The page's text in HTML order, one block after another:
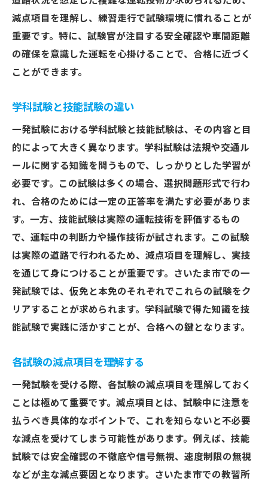
減点項目を理解し、練習走行で試験環境に慣れることが
重要です。特に、試験官が注目する安全確認や車間距離
の確保を意識した運転を心掛けることで、合格に近づく
ことができます。
学科試験と技能試験の違い
一発試験における学科試験と技能試験は、その内容と目
的によって大きく異なります。学科試験は法規や交通ル
ールに関する知識を問うもので、しっかりとした学習が
必要です。この試験は多くの場合、選択問題形式で行わ
れ、合格のためには一定の正答率を満たす必要がありま
す。一方、技能試験は実際の運転技術を評価するもの
で、運転中の判断力や操作技術が試されます。この試験
は実際の道路で行われるため、減点項目を理解し、実技
を通じて身につけることが重要です。さいたま市での一
発試験では、仮免と本免のそれぞれでこれらの試験をク
リアすることが求められます。学科試験で得た知識を技
能試験で実践に活かすことが、合格への鍵となります。
各試験の減点項目を理解する
一発試験を受ける際、各試験の減点項目を理解しておく
ことは極めて重要です。減点項目とは、試験中に注意を
払うべき具体的なポイントで、これを知らないと不必要
な減点を受けてしまう可能性があります。例えば、技能
試験では安全確認の不徹底や信号無視、速度制限の無視
などが主な減点要因となります。さいたま市での教習所